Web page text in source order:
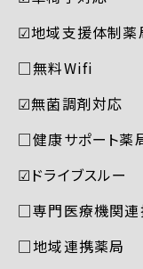
☑︎地域支援体制薬
□無料Wifi
☑︎無菌調剤対応
□健康サポート薬
☑︎ドライブスルー
□専門医療機関連
□地域連携薬局